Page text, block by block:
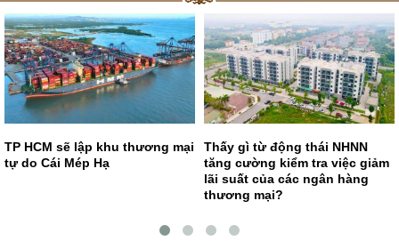
TP HCM sẽ lập khu thương mại
tự do Cái Mép Hạ
Thấy gì từ động thái NHNN
tăng cường kiểm tra việc giảm
lãi suất của các ngân hàng
thương mại?